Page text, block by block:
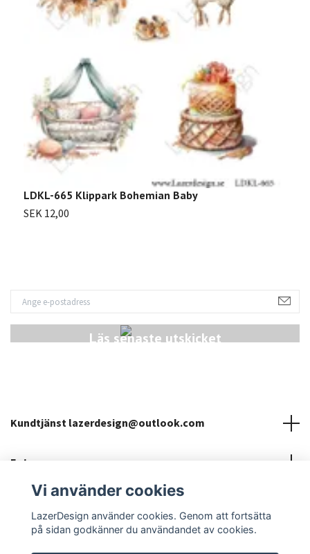
Läs senaste utskicket
LDKL-665 Klippark Bohemian Baby
SEK 12,00
Kundtjänst lazerdesign@outlook.com
Fotmeny
Vi använder cookies
LazerDesign använder cookies. Genom att fortsätta
på sidan godkänner du användandet av cookies.